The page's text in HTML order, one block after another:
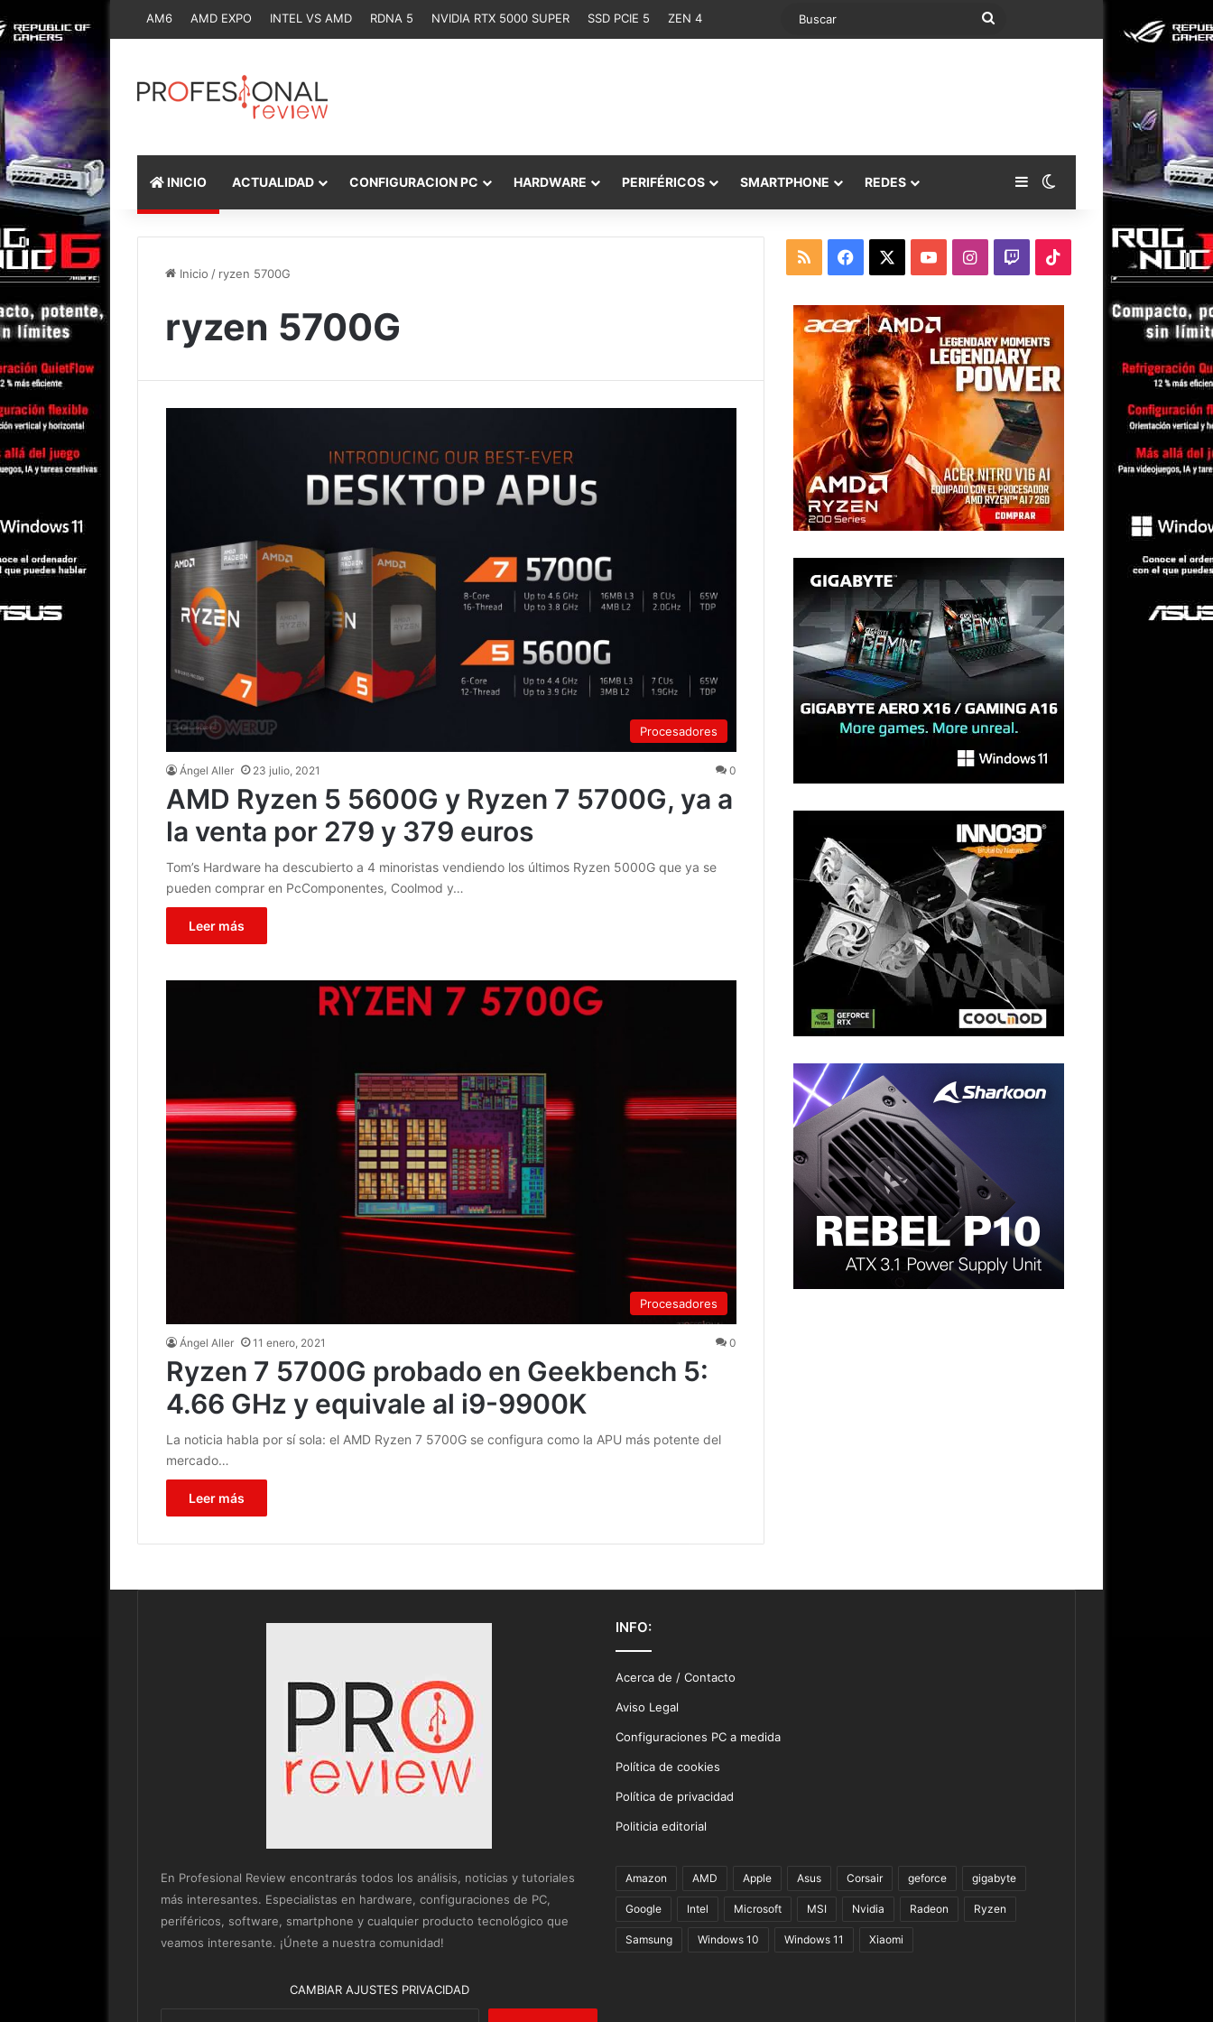
AM6 AMD EXPO INTEL VS AMD RDNA 5 NVIDIA RTX 5000 SUPER SSD PCIE 5 ZEN 4 Buscar
INICIO ACTUALIDAD CONFIGURACION PC HARDWARE PERIFÉRICOS SMARTPHONE REDES Barra lateral
Switch skin
Inicio / ryzen 5700G
ryzen 5700G
Procesadores
Ángel Aller 23 julio, 2021 0
AMD Ryzen 5 5600G y Ryzen 7 5700G, ya a
la venta por 279 y 379 euros
Tom’s Hardware ha descubierto a 4 minoristas vendiendo los últimos Ryzen 5000G que ya se
pueden comprar en PcComponentes, Coolmod y…
Leer más
Procesadores
Ángel Aller 11 enero, 2021 0
Ryzen 7 5700G probado en Geekbench 5:
4.66 GHz y equivale al i9-9900K
La noticia habla por sí sola: el AMD Ryzen 7 5700G se configura como la APU más potente del
mercado…
Leer más
RSS Facebook YouTubeInstagram
TwitchTikTok
En Profesional Review encontrarás todos los análisis, noticias y tutoriales
más interesantes. Especialistas en hardware, configuraciones de PC,
periféricos, software, smartphone y cualquier producto tecnológico que
veamos interesante. ¡Únete a nuestra comunidad!
CAMBIAR AJUSTES PRIVACIDAD
INFO:
Acerca de / Contacto
Aviso Legal
Configuraciones PC a medida
Política de cookies
Política de privacidad
Politicia editorial
Amazon AMD Apple Asus Corsair geforce gigabyte
Google Intel Microsoft MSI Nvidia Radeon Ryzen
Samsung Windows 10 Windows 11 Xiaomi